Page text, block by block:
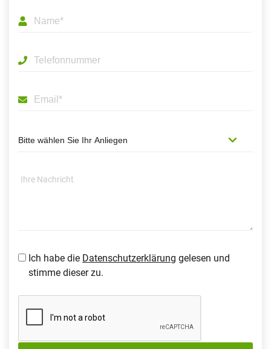
Ich habe die Datenschutzerklärung gelesen und
stimme dieser zu.